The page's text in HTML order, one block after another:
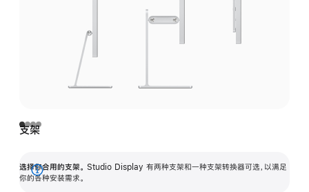
支架
选择你合用的支架。 Studio Display 有两种支架和一种支架转换器可选，以满足
你的各种安装需求。
展